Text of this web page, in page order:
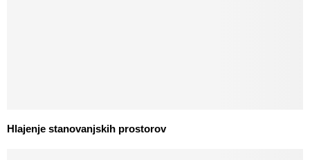
Hlajenje stanovanjskih prostorov